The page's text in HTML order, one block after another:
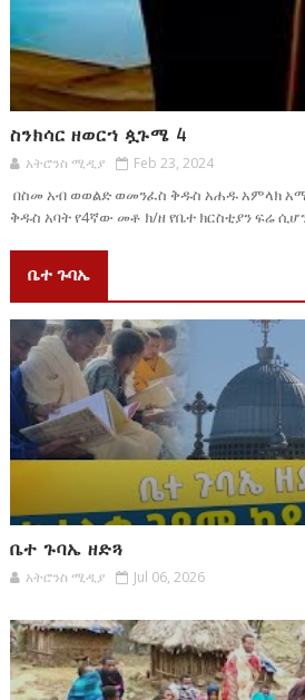
ስንክሳር ዘወርኀ ጷጉሜ 4
አትሮንስ ሚዲያ Feb 23, 2024
በስመ አብ ወወልድ ወመንፈስ ቅዱስ አሐዱ አምላክ
ቅዱስ አባት የ4ኛው መቶ ክ/ዘ የቤተ ክርስቲያን ፍሬ
ቤተ ጉባኤ
ቤተ ጉባኤ ዘድጓ
አትሮንስ ሚዲያ Jul 06, 2026